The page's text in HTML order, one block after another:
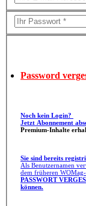
Password
Noch kein Login?
Jetzt Abonnement
Premium-Inhalte
Sie sind bereits
Als Benutzernamen
dem früheren
PASSWORT
können.